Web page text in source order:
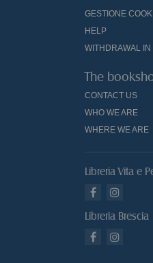
GESTIONE
HELP
WITHDRAWAL
The
CONTACT US
WHO WE ARE
WHERE WE ARE
Libreria Vita e
Libreria Brescia